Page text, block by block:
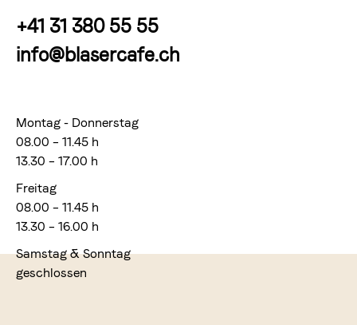
+41 31 380 55 55
info@blasercafe.ch
Montag - Donnerstag
08.00 – 11.45 h
13.30 – 17.00 h
Freitag
08.00 – 11.45 h
13.30 – 16.00 h
Samstag & Sonntag
geschlossen